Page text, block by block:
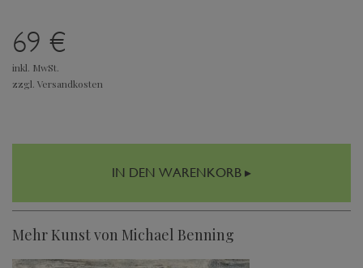
69 €
inkl. MwSt.
zzgl. Versandkosten
IN DEN WARENKORB ▸
Mehr Kunst von Michael Benning